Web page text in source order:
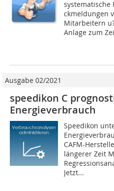
systematische
ckmeldungen
Mitarbeitern
Anlage zum
Ausgabe 02/2021
speedikon C
Energieverbrauch
Speedikon
CAFM-
längerer Zeit
Jetzt...